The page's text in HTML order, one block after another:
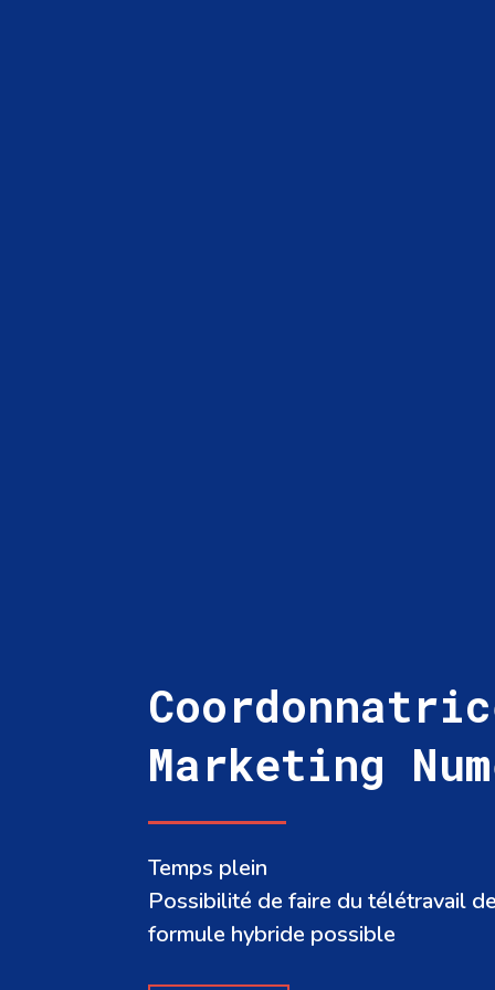
Marketing
Temps plein
Possibilité de faire du télétravail
formule hybride possible